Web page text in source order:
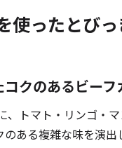
使ったとび
クのあるビーフ
トマト・リンゴ・
ある複雑な味を演出